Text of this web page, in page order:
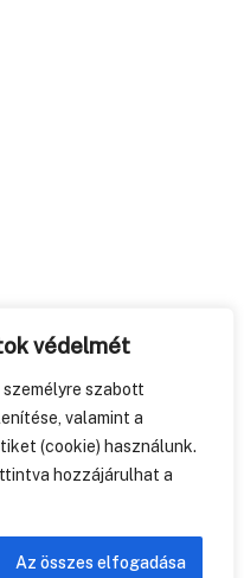
védelmét
szabott
valamint a
(cookie) használunk.
hozzájárulhat a
Az összes elfogadása